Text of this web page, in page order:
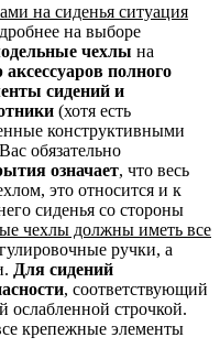
на сиденья ситуация
на выборе
чехлы на
аксессуаров полного
сидений и
(хотя есть
конструктивными
обязательно
означает, что весь
это относится и к
сиденья со стороны
чехлы должны иметь все
ручки, а
Для сидений
, соответствующий
ослабленной строчкой.
крепежные элементы